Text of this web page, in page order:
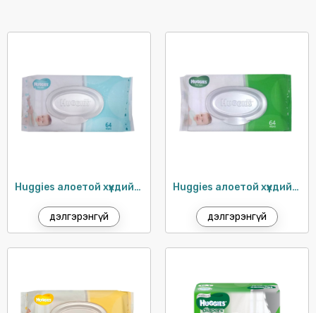
KOTEX
LIPTON
MR MUSCLE
OMO
P/S
PARODONTAX
PRINGLES
Huggies алоетой хүүхдийн салфетка / 64ш
дэлгэрэнгүй
Huggies алоетой хүүхдийн салфетка / 64ш
дэлгэрэнгүй